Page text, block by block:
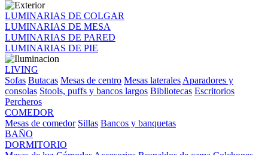
LUMINARIAS DE COLGAR
LUMINARIAS DE MESA
LUMINARIAS DE PARED
LUMINARIAS DE PIE
LIVING
Sofas Butacas Mesas de centro Mesas laterales Aparadores y
consolas Stools, puffs y bancos largos Bibliotecas Escritorios
Percheros
COMEDOR
Mesas de comedor Sillas Bancos y banquetas
BAÑO
DORMITORIO